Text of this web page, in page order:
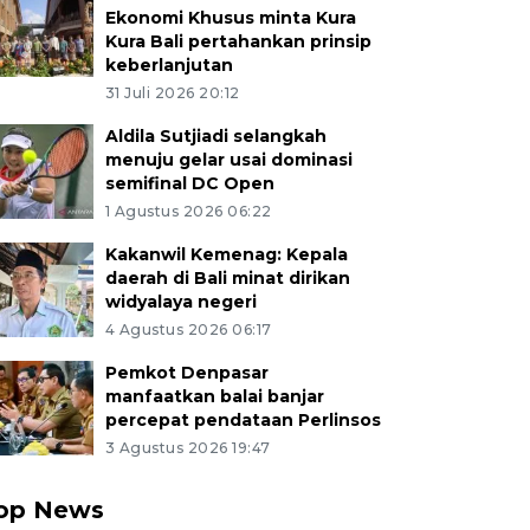
Ekonomi Khusus minta Kura
Kura Bali pertahankan prinsip
keberlanjutan
31 Juli 2026 20:12
Aldila Sutjiadi selangkah
menuju gelar usai dominasi
semifinal DC Open
1 Agustus 2026 06:22
Kakanwil Kemenag: Kepala
daerah di Bali minat dirikan
widyalaya negeri
4 Agustus 2026 06:17
Pemkot Denpasar
manfaatkan balai banjar
percepat pendataan Perlinsos
3 Agustus 2026 19:47
News